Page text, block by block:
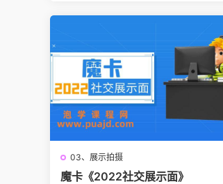
03、展示拍摄
魔卡《2022社交展示面》